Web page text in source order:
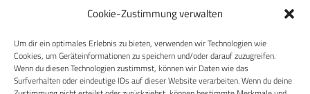
Cookie-Zustimmung verwalten
Um dir ein optimales Erlebnis zu bieten, verwenden wir Technologien wie
Cookies, um Geräteinformationen zu speichern und/oder darauf zuzugreifen.
Wenn du diesen Technologien zustimmst, können wir Daten wie das
Surfverhalten oder eindeutige IDs auf dieser Website verarbeiten. Wenn du deine
RECHTLICHES
Datenschutzerklärung